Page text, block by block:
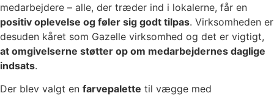
medarbejdere – alle, der træder ind i lokalerne, får en
positiv oplevelse og føler sig godt tilpas. Virksomheden er
desuden kåret som Gazelle virksomhed og det er vigtigt,
at omgivelserne støtter op om medarbejdernes daglige
indsats.
Der blev valgt en farvepalette til vægge med